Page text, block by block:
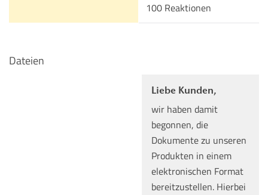
100 Reaktionen
Dateien
Liebe Kunden,
wir haben damit
begonnen, die
Dokumente zu unseren
Produkten in einem
elektronischen Format
bereitzustellen. Hierbei